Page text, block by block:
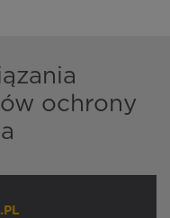
ochrony